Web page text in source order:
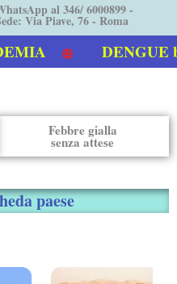
al 346/ 6000899 -
Via Piave, 76 - Roma
DENGUE
Febbre gialla
senza attese
paese